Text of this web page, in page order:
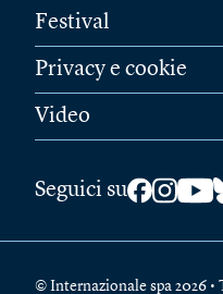
Festival
Privacy e cookie
Video
Seguici su
© Internazionale spa 2026